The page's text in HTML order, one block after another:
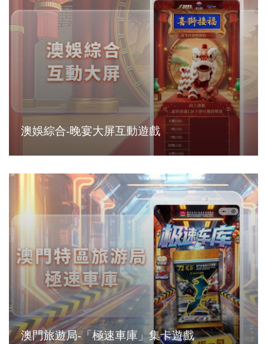
澳娛綜合-晚宴大屏互動遊戲
澳門旅遊局-「極速車庫」集卡遊戲